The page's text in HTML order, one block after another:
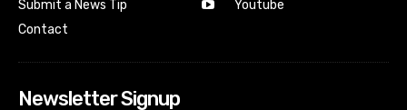
Submit a News Tip
Contact
Youtube
Newsletter Signup